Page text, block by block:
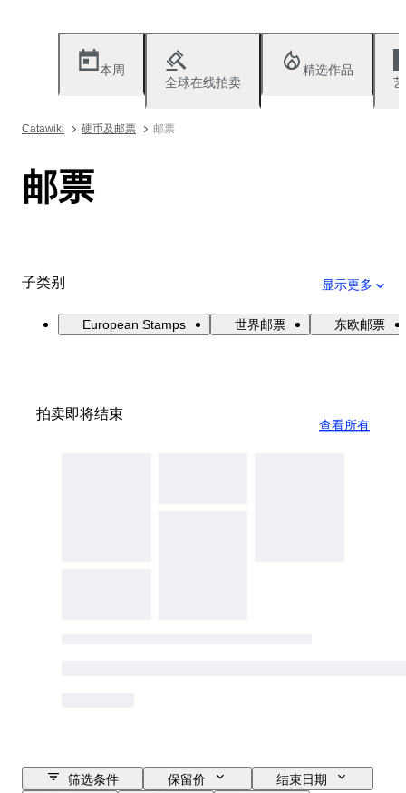
本周
全球在线拍卖
精选作品
Catawiki 硬币及邮票 邮票
邮票
子类别 显示更多
European Stamps 世界邮票 东欧邮票
拍卖即将结束
查看所有
筛选条件 保留价
结束日期